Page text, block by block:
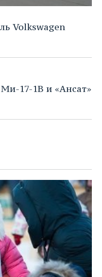
Volkswagen
17-1В и «Ансат»